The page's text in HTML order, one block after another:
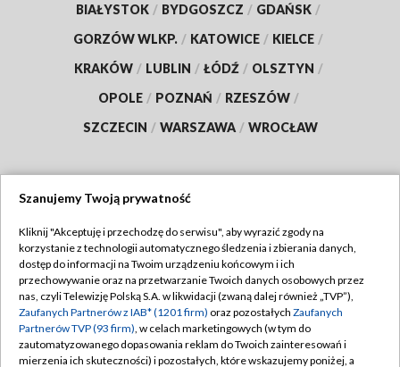
BIAŁYSTOK / BYDGOSZCZ / GDAŃSK /
GORZÓW WLKP. / KATOWICE / KIELCE /
KRAKÓW / LUBLIN / ŁÓDŹ / OLSZTYN /
OPOLE / POZNAŃ / RZESZÓW /
SZCZECIN / WARSZAWA / WROCŁAW
TVP
Abonament TVP
Emisja w TVP
Centrum informacji TVP
Regulamin TVP
Polityka prywatności
Moje zgody
Szanujemy Twoją prywatność
Kliknij "Akceptuję i przechodzę do serwisu", aby wyrazić zgody na
korzystanie z technologii automatycznego śledzenia i zbierania danych,
dostęp do informacji na Twoim urządzeniu końcowym i ich
przechowywanie oraz na przetwarzanie Twoich danych osobowych przez
nas, czyli Telewizję Polską S.A. w likwidacji (zwaną dalej również „TVP”),
Zaufanych Partnerów z IAB* (1201 firm) oraz pozostałych Zaufanych
Partnerów TVP (93 firm), w celach marketingowych (w tym do
zautomatyzowanego dopasowania reklam do Twoich zainteresowań i
mierzenia ich skuteczności) i pozostałych, które wskazujemy poniżej, a